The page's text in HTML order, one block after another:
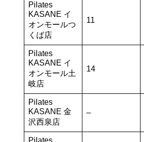
Pilates
KASANE イ
オンモールつ
くば店
11
Pilates
KASANE イ
オンモール土
岐店
14
Pilates
KASANE 金
沢西泉店
–
Pilates